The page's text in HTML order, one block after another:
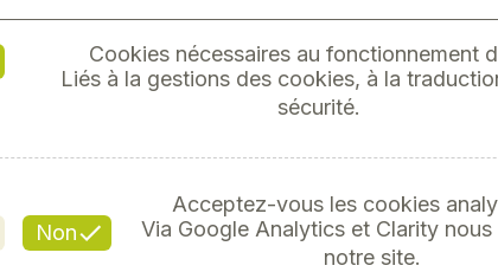
Cookies nécessaires au fonctionnement
Liés à la gestions des cookies, à la
sécurité.
Non
Acceptez-vous les cookies
Via Google Analytics et Clarity nous
notre site.